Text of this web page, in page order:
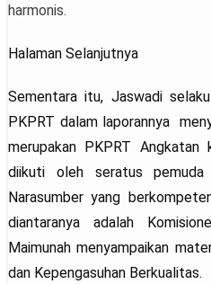
harmonis.
Halaman Selanjutnya
Sementara itu, Jaswadi
PKPRT dalam laporannya
merupakan PKPRT
diikuti oleh seratus pemuda
Narasumber yang
diantaranya adalah
Maimunah menyampaikan
dan Kepengasuhan Berkualitas.